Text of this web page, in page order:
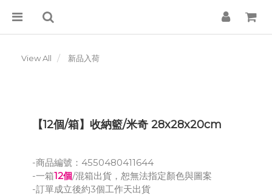
View All 新品入荷
【12個/箱】收納籃/米奇 28x28x20cm
-商品編號：4550480411644
-一箱12個/混箱出貨，恕無法指定顏色與圖案
-訂單成立後約3個工作天出貨